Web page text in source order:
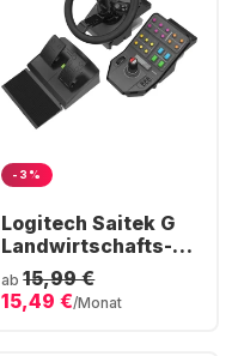
-3%
Logitech Saitek G
Landwirtschafts-
Simulator-
Controller
ab 15,99 €
15,49 €/Monat